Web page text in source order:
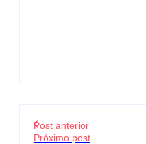
Post anterior
Próximo post